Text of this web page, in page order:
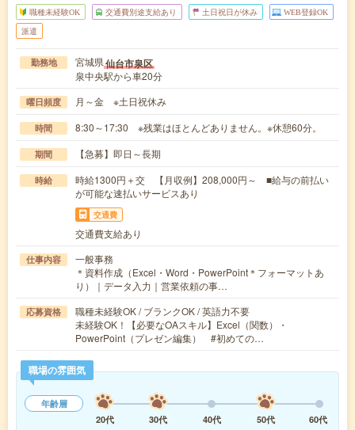
職種未経験OK 交通費別途支給あり 土日祝日が休み WEB登録OK
派遣
勤務地 宮城県仙台市泉区
泉中央駅から車20分
曜日頻度 月～金 ※土日祝休み
時間 8:30～17:30 ※残業はほとんどありません。※休憩60分。
期間 【急募】即日～長期
時給
時給1300円＋交 【月収例】208,000円～ ■給与の前払い
が可能な速払いサービスあり
交通費
交通費支給あり
仕事内容
一般事務
＊資料作成（Excel・Word・PowerPoint＊フォーマットあ
り）｜データ入力｜営業依頼の事…
応募資格
職種未経験OK / ブランクOK / 英語力不要
未経験OK！【必要なOAスキル】Excel（関数）・
PowerPoint（プレゼン編集） #初めての…
職場の雰囲気
年齢層
20代
30代 40代 50代
60代